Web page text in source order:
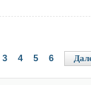
3 4 5 6